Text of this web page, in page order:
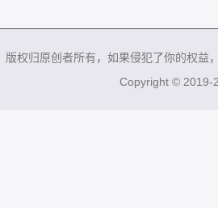
权归原创者所有，如果侵犯了你的权益
Copyright © 2019-